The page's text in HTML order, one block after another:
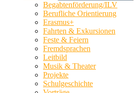
Begabtenförderung/ILV
Berufliche Orientierung
Erasmus+
Fahrten & Exkursionen
Feste & Feiern
Fremdsprachen
Leitbild
Musik & Theater
Projekte
Schulgeschichte